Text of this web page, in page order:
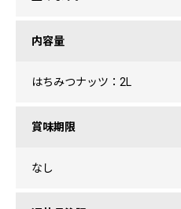
内容量
はちみつナッツ：2L
賞味期限
なし